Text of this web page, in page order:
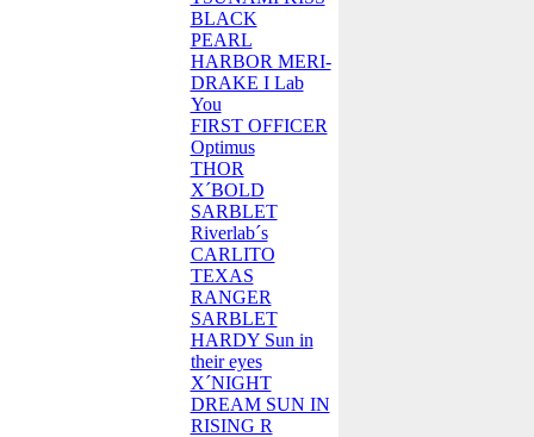
BLACK
PEARL
HARBOR MERI-
DRAKE I Lab
You
FIRST OFFICER
Optimus
THOR
X´BOLD
SARBLET
Riverlab´s
CARLITO
TEXAS
RANGER
SARBLET
HARDY Sun in
their eyes
X´NIGHT
DREAM SUN IN
RISING R